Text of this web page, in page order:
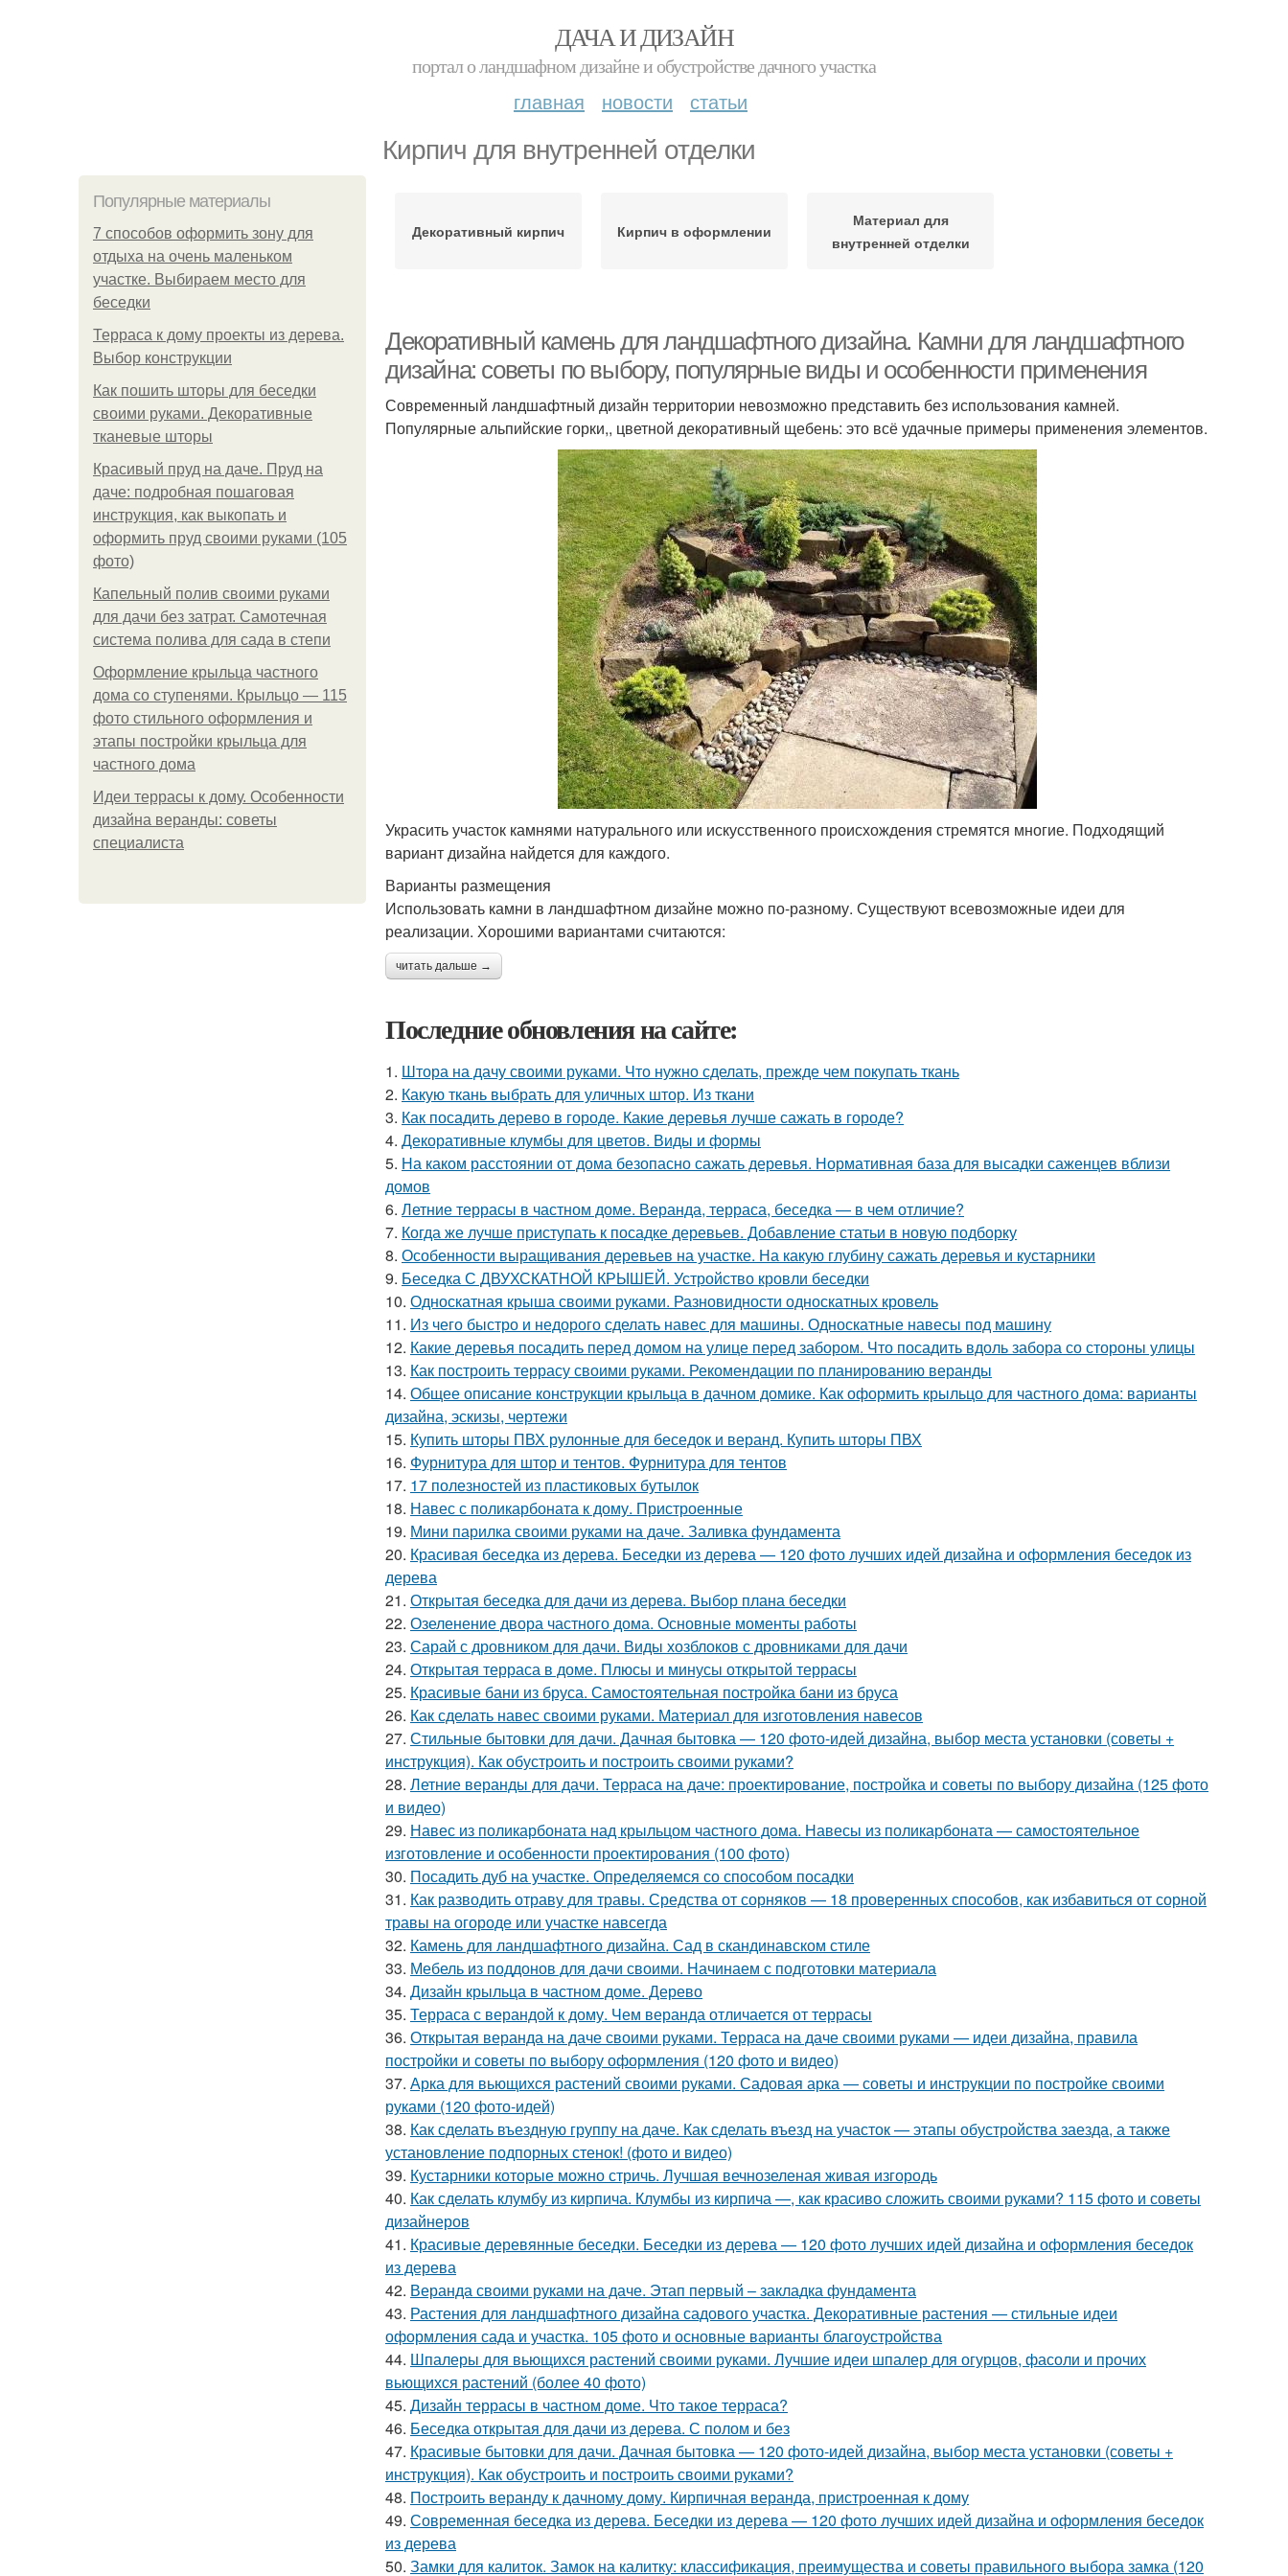
ДАЧА И ДИЗАЙН
портал о ландшафном дизайне и обустройстве дачного участка
главная новости статьи
Кирпич для внутренней отделки
Популярные материалы
7 способов оформить зону для
отдыха на очень маленьком
участке. Выбираем место для
беседки
Терраса к дому проекты из дерева.
Выбор конструкции
Как пошить шторы для беседки
своими руками. Декоративные
тканевые шторы
Красивый пруд на даче. Пруд на
даче: подробная пошаговая
инструкция, как выкопать и
оформить пруд своими руками (105
фото)
Капельный полив своими руками
для дачи без затрат. Самотечная
система полива для сада в степи
Оформление крыльца частного
дома со ступенями. Крыльцо — 115
фото стильного оформления и
этапы постройки крыльца для
частного дома
Идеи террасы к дому. Особенности
дизайна веранды: советы
специалиста
Декоративный кирпич Кирпич в оформлении
Материал для
внутренней отделки
Декоративный камень для ландшафтного дизайна. Камни для ландшафтного
дизайна: советы по выбору, популярные виды и особенности применения
Современный ландшафтный дизайн территории невозможно представить без использования камней.
Популярные альпийские горки,, цветной декоративный щебень: это всё удачные примеры применения элементов.
Украсить участок камнями натурального или искусственного происхождения стремятся многие. Подходящий
вариант дизайна найдется для каждого.
Варианты размещения
Использовать камни в ландшафтном дизайне можно по-разному. Существуют всевозможные идеи для
реализации. Хорошими вариантами считаются:
читать дальше →
Последние обновления на сайте:
1. Штора на дачу своими руками. Что нужно сделать, прежде чем покупать ткань
2. Какую ткань выбрать для уличных штор. Из ткани
3. Как посадить дерево в городе. Какие деревья лучше сажать в городе?
4. Декоративные клумбы для цветов. Виды и формы
5. На каком расстоянии от дома безопасно сажать деревья. Нормативная база для высадки саженцев вблизи
домов
6. Летние террасы в частном доме. Веранда, терраса, беседка — в чем отличие?
7. Когда же лучше приступать к посадке деревьев. Добавление статьи в новую подборку
8. Особенности выращивания деревьев на участке. На какую глубину сажать деревья и кустарники
9. Беседка С ДВУХСКАТНОЙ КРЫШЕЙ. Устройство кровли беседки
10. Односкатная крыша своими руками. Разновидности односкатных кровель
11. Из чего быстро и недорого сделать навес для машины. Односкатные навесы под машину
12. Какие деревья посадить перед домом на улице перед забором. Что посадить вдоль забора со стороны улицы
13. Как построить террасу своими руками. Рекомендации по планированию веранды
14. Общее описание конструкции крыльца в дачном домике. Как оформить крыльцо для частного дома: варианты
дизайна, эскизы, чертежи
15. Купить шторы ПВХ рулонные для беседок и веранд. Купить шторы ПВХ
16. Фурнитура для штор и тентов. Фурнитура для тентов
17. 17 полезностей из пластиковых бутылок
18. Навес с поликарбоната к дому. Пристроенные
19. Мини парилка своими руками на даче. Заливка фундамента
20. Красивая беседка из дерева. Беседки из дерева — 120 фото лучших идей дизайна и оформления беседок из
дерева
21. Открытая беседка для дачи из дерева. Выбор плана беседки
22. Озеленение двора частного дома. Основные моменты работы
23. Сарай с дровником для дачи. Виды хозблоков с дровниками для дачи
24. Открытая терраса в доме. Плюсы и минусы открытой террасы
25. Красивые бани из бруса. Самостоятельная постройка бани из бруса
26. Как сделать навес своими руками. Материал для изготовления навесов
27. Стильные бытовки для дачи. Дачная бытовка — 120 фото-идей дизайна, выбор места установки (советы +
инструкция). Как обустроить и построить своими руками?
28. Летние веранды для дачи. Терраса на даче: проектирование, постройка и советы по выбору дизайна (125 фото
и видео)
29. Навес из поликарбоната над крыльцом частного дома. Навесы из поликарбоната — самостоятельное
изготовление и особенности проектирования (100 фото)
30. Посадить дуб на участке. Определяемся со способом посадки
31. Как разводить отраву для травы. Средства от сорняков — 18 проверенных способов, как избавиться от сорной
травы на огороде или участке навсегда
32. Камень для ландшафтного дизайна. Сад в скандинавском стиле
33. Мебель из поддонов для дачи своими. Начинаем с подготовки материала
34. Дизайн крыльца в частном доме. Дерево
35. Терраса с верандой к дому. Чем веранда отличается от террасы
36. Открытая веранда на даче своими руками. Терраса на даче своими руками — идеи дизайна, правила
постройки и советы по выбору оформления (120 фото и видео)
37. Арка для вьющихся растений своими руками. Садовая арка — советы и инструкции по постройке своими
руками (120 фото-идей)
38. Как сделать въездную группу на даче. Как сделать въезд на участок — этапы обустройства заезда, а также
установление подпорных стенок! (фото и видео)
39. Кустарники которые можно стричь. Лучшая вечнозеленая живая изгородь
40. Как сделать клумбу из кирпича. Клумбы из кирпича —, как красиво сложить своими руками? 115 фото и советы
дизайнеров
41. Красивые деревянные беседки. Беседки из дерева — 120 фото лучших идей дизайна и оформления беседок
из дерева
42. Веранда своими руками на даче. Этап первый – закладка фундамента
43. Растения для ландшафтного дизайна садового участка. Декоративные растения — стильные идеи
оформления сада и участка. 105 фото и основные варианты благоустройства
44. Шпалеры для вьющихся растений своими руками. Лучшие идеи шпалер для огурцов, фасоли и прочих
вьющихся растений (более 40 фото)
45. Дизайн террасы в частном доме. Что такое терраса?
46. Беседка открытая для дачи из дерева. С полом и без
47. Красивые бытовки для дачи. Дачная бытовка — 120 фото-идей дизайна, выбор места установки (советы +
инструкция). Как обустроить и построить своими руками?
48. Построить веранду к дачному дому. Кирпичная веранда, пристроенная к дому
49. Современная беседка из дерева. Беседки из дерева — 120 фото лучших идей дизайна и оформления беседок
из дерева
50. Замки для калиток. Замок на калитку: классификация, преимущества и советы правильного выбора замка (120